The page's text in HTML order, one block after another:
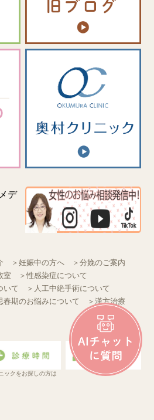
＞妊娠中の方へ
＞分娩のご案内
室
＞性感染症について
いて
＞人工中絶手術について
春期のお悩みについて
＞漢方治療
ックをお探しの方は